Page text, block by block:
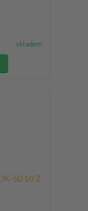
skladem